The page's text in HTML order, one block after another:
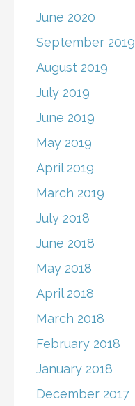
June 2020
September 2019
August 2019
July 2019
June 2019
May 2019
April 2019
March 2019
July 2018
June 2018
May 2018
April 2018
March 2018
February 2018
January 2018
December 2017